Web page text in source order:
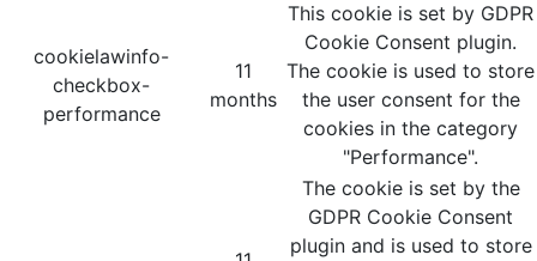
cookielawinfo-
checkbox-
performance
11
months
This cookie is set by GDPR
Cookie Consent plugin.
The cookie is used to store
the user consent for the
cookies in the category
"Performance".
The cookie is set by the
GDPR Cookie Consent
plugin and is used to store